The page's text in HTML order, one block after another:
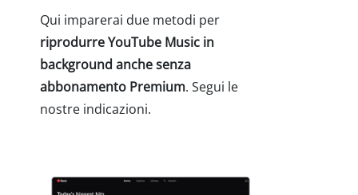
Qui imparerai due metodi per
riprodurre YouTube Music in
background anche senza
abbonamento Premium. Segui le
nostre indicazioni.